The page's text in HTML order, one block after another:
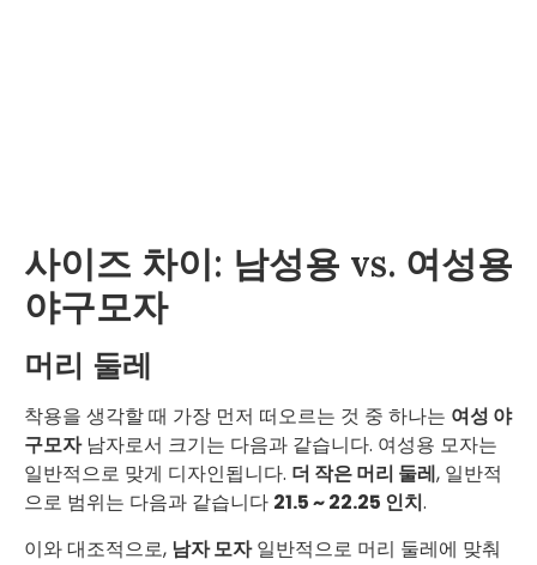
사이즈 차이: 남성용 vs. 여성용
야구모자
머리 둘레
착용을 생각할 때 가장 먼저 떠오르는 것 중 하나는 여성 야
구모자남자로서 크기는 다음과 같습니다. 여성용 모자는
일반적으로 맞게 디자인됩니다. 더 작은 머리 둘레, 일반적
으로 범위는 다음과 같습니다 21.5 ~ 22.25 인치.
이와 대조적으로, 남자 모자일반적으로 머리 둘레에 맞춰